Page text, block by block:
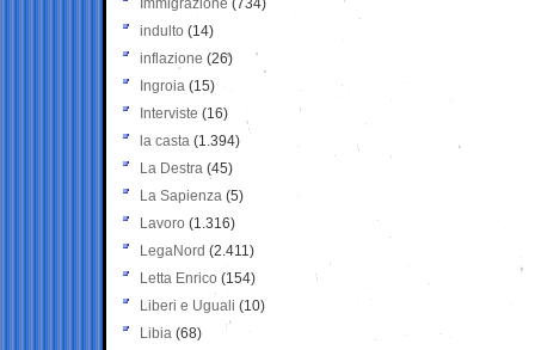
Immigrazione (734)
indulto (14)
inflazione (26)
Ingroia (15)
Interviste (16)
la casta (1.394)
La Destra (45)
La Sapienza (5)
Lavoro (1.316)
LegaNord (2.411)
Letta Enrico (154)
Liberi e Uguali (10)
Libia (68)